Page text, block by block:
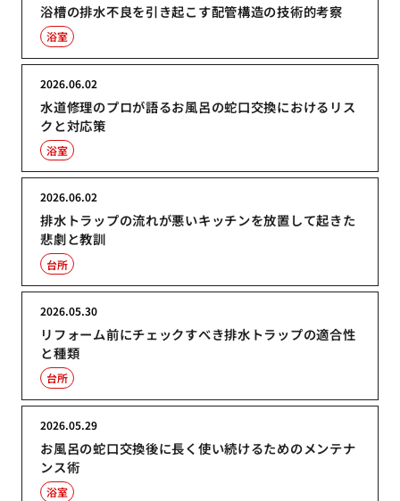
浴槽の排水不良を引き起こす配管構造の技術的考察
浴室
水道修理のプロが語るお風呂の蛇口交換におけるリス
クと対応策
2026.06.02
浴室
排水トラップの流れが悪いキッチンを放置して起きた
悲劇と教訓
2026.06.02
台所
リフォーム前にチェックすべき排水トラップの適合性
と種類
2026.05.30
台所
お風呂の蛇口交換後に長く使い続けるためのメンテナ
ンス術
2026.05.29
浴室